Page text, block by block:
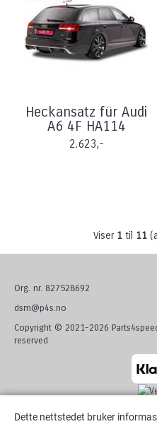
Heckansatz für Audi
A6 4F HA114
2.623,-
Viser 1til 11
Org. nr. 827528692
dsm@p4s.no
Copyright © 2021-2026
reserved
Dette nettstedet bruker
Dette nettstedet bruker